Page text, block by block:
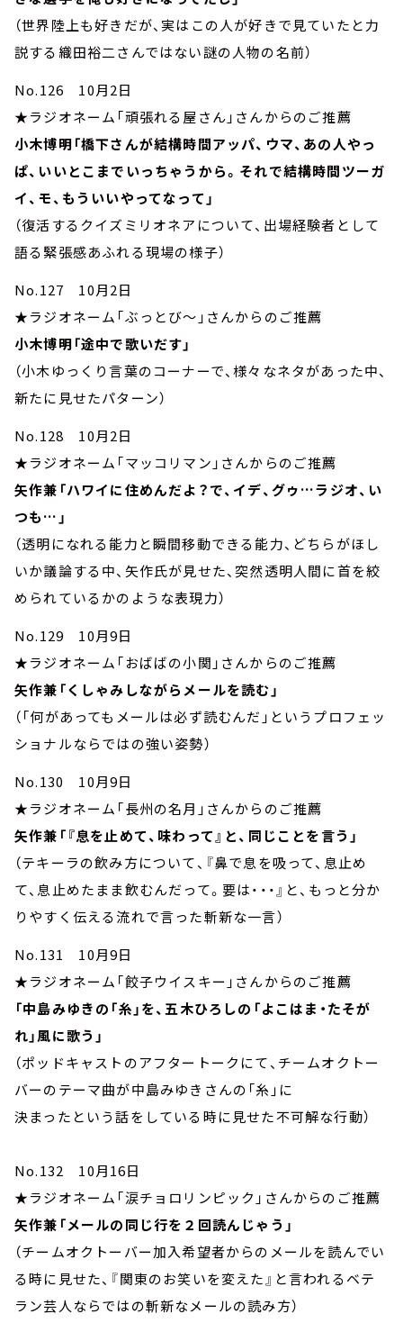
（世界陸上も好きだが、実はこの人が好きで見ていたと力
説する織田裕二さんではない謎の人物の名前）
No.126 10月2日
★ラジオネーム「頑張れる屋さん」さんからのご推薦
小木博明「橋下さんが結構時間アッパ、ウマ、あの人やっ
ぱ、いいとこまでいっちゃうから。それで結構時間ツーガ
イ、モ、もういいやってなって」
（復活するクイズミリオネアについて、出場経験者として
語る緊張感あふれる現場の様子）
No.127 10月2日
★ラジオネーム「ぶっとび～」さんからのご推薦
小木博明「途中で歌いだす」
（小木ゆっくり言葉のコーナーで、様々なネタがあった中、
新たに見せたパターン）
No.128 10月2日
★ラジオネーム「マッコリマン」さんからのご推薦
矢作兼「ハワイに住めんだよ？で、イデ、グゥ…ラジオ、い
つも…」
（透明になれる能力と瞬間移動できる能力、どちらがほし
いか議論する中、矢作氏が見せた、突然透明人間に首を絞
められているかのような表現力）
No.129 10月9日
★ラジオネーム「おばばの小関」さんからのご推薦
矢作兼「くしゃみしながらメールを読む」
（「何があってもメールは必ず読むんだ」というプロフェッ
ショナルならではの強い姿勢）
No.130 10月9日
★ラジオネーム「長州の名月」さんからのご推薦
矢作兼「『息を止めて、味わって』と、同じことを言う」
（テキーラの飲み方について、『鼻で息を吸って、息止め
て、息止めたまま飲むんだって。要は・・・』と、もっと分か
りやすく伝える流れで言った斬新な一言）
No.131 10月9日
★ラジオネーム「餃子ウイスキー」さんからのご推薦
「中島みゆきの「糸」を、五木ひろしの「よこはま・たそが
れ」風に歌う」
（ポッドキャストのアフタートークにて、チームオクトー
バーのテーマ曲が中島みゆきさんの「糸｣に
決まったという話をしている時に見せた不可解な行動）
No.132 10月16日
★ラジオネーム「涙チョロリンピック」さんからのご推薦
矢作兼「メールの同じ行を２回読んじゃう」
（チームオクトーバー加入希望者からのメールを読んでい
る時に見せた、『関東のお笑いを変えた』と言われるベテ
ラン芸人ならではの斬新なメールの読み方）